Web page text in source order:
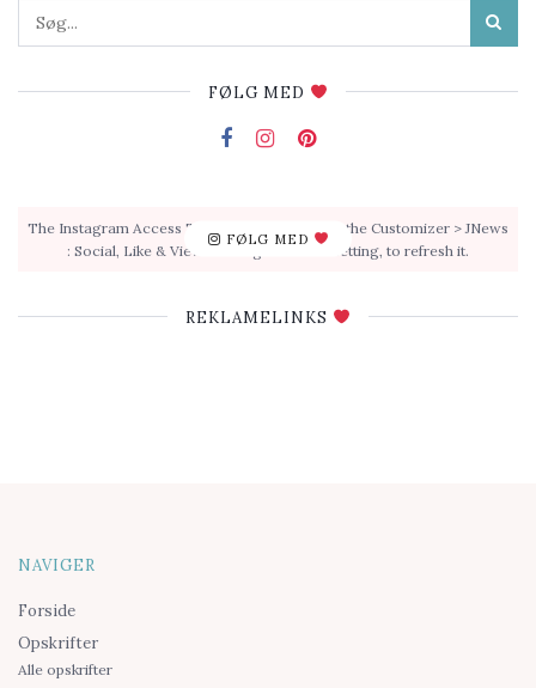
FØLG MED
FØLG MED
The Instagram Access Token is expired, Go to the Customizer > JNews
: Social, Like & View > Instagram Feed Setting, to refresh it.
REKLAMELINKS
NAVIGER
Forside
Opskrifter
Alle opskrifter